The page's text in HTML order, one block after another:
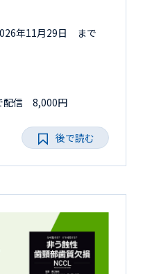
年11月29日 まで
配信 8,000円
後で読む